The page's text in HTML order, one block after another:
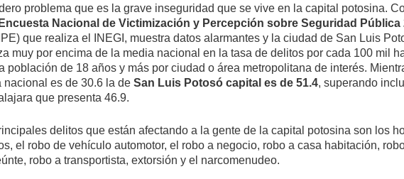
problema que es la grave inseguridad que se vive en la capital potosina.
Encuesta Nacional de Victimización y Percepción sobre Seguridad Pública
que realiza el INEGI, muestra datos alarmantes y la ciudad de San Luis
muy por encima de la media nacional en la tasa de delitos por cada 100 mil
población de 18 años y más por ciudad o área metropolitana de interés.
nacional es de 30.6 la de San Luis Potosó capital es de 51.4, superando
que presenta 46.9.
delitos que están afectando a la gente de la capital potosina son los
el robo de vehículo automotor, el robo a negocio, robo a casa habitación,
robo a transportista, extorsión y el narcomenudeo.